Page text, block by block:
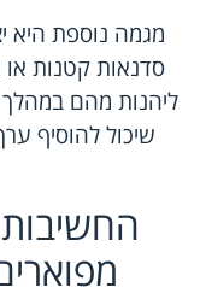
מגמה נוספת היא
סדנאות קטנות או
ליהנות מהם במהלך
שיכול להוסיף
החשיבות